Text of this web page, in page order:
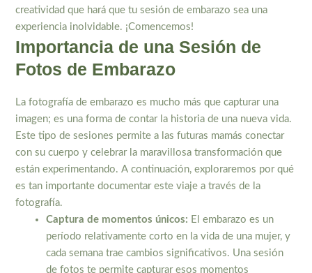
creatividad que hará que tu sesión de embarazo sea una
experiencia inolvidable. ¡Comencemos!
Importancia de una Sesión de
Fotos de Embarazo
La fotografía de embarazo es mucho más que capturar una
imagen; es una forma de contar la historia de una nueva vida.
Este tipo de sesiones permite a las futuras mamás conectar
con su cuerpo y celebrar la maravillosa transformación que
están experimentando. A continuación, exploraremos por qué
es tan importante documentar este viaje a través de la
fotografía.
Captura de momentos únicos: El embarazo es un
período relativamente corto en la vida de una mujer, y
cada semana trae cambios significativos. Una sesión
de fotos te permite capturar esos momentos